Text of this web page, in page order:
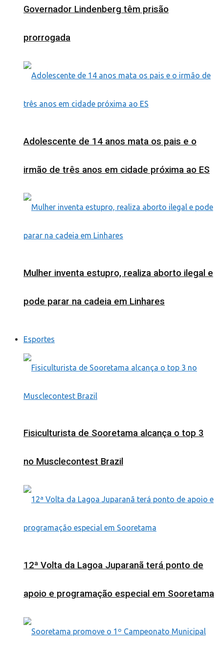
Governador Lindenberg têm prisão
prorrogada
Adolescente de 14 anos mata os pais e o
irmão de três anos em cidade próxima ao ES
Mulher inventa estupro, realiza aborto ilegal e
pode parar na cadeia em Linhares
Esportes
Fisiculturista de Sooretama alcança o top 3
no Musclecontest Brazil
12ª Volta da Lagoa Juparanã terá ponto de
apoio e programação especial em Sooretama